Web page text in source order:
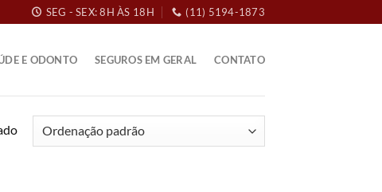
SEG - SEX: 8H ÀS 18H (11) 5194-1873
E ODONTO SEGUROS EM GERAL CONTATO